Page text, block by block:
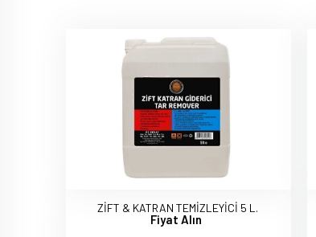
ZİFT & KATRAN TEMİZLEYİCİ 5 L.
Fiyat Alın